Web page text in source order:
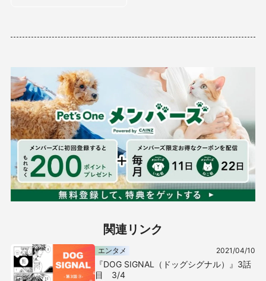
関連リンク
エンタメ 2021/04/10
『DOG SIGNAL（ドッグシグナル）』3話
目 3/4